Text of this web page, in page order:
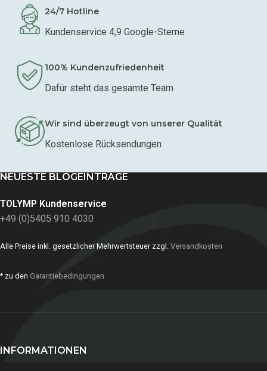
24/7 Hotline
Kundenservice 4,9 Google-Sterne
100% Kundenzufriedenheit
Dafür steht das gesamte Team
Wir sind überzeugt von unserer Qualität
Kostenlose Rücksendungen
NEUESTE BLOGEINTRÄGE
TOLYMP Kundenservice
+49 (0)5405 910 4030
Alle Preise inkl. gesetzlicher Mehrwertsteuer zzgl. Versandkosten
* zu den Garantiebedingungen
INFORMATIONEN